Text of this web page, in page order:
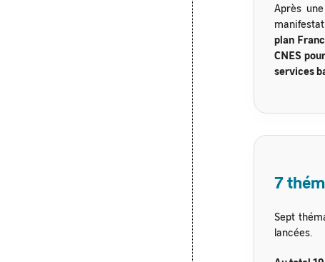
Après une
plan
CNES
services
7
Sept
lancées.